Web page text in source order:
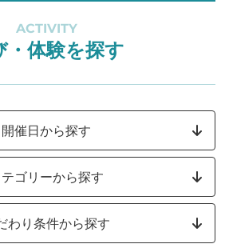
ACTIVITY
・体験を探す
開催日から探す
ゴリーから探す
わり条件から探す